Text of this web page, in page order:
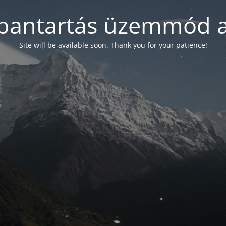
üzemmód
Site will be available soon. Thank you for your patience!